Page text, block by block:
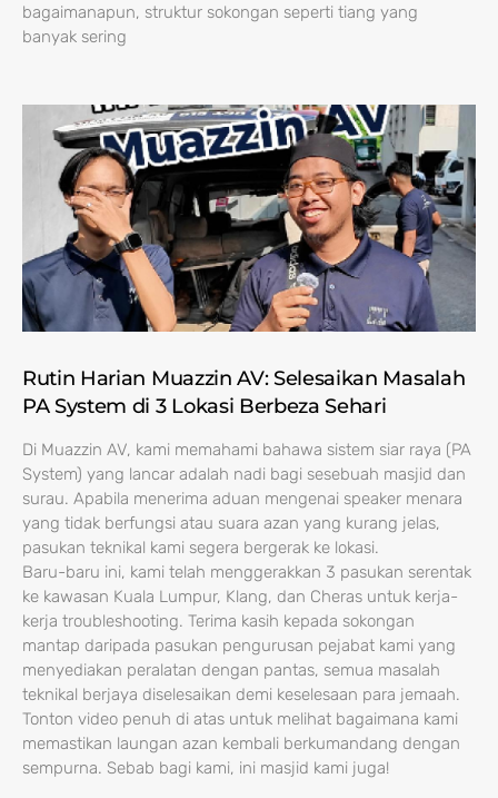
bagaimanapun, struktur sokongan seperti tiang yang
banyak sering
Rutin Harian Muazzin AV: Selesaikan Masalah
PA System di 3 Lokasi Berbeza Sehari
Di Muazzin AV, kami memahami bahawa sistem siar raya (PA
System) yang lancar adalah nadi bagi sesebuah masjid dan
surau. Apabila menerima aduan mengenai speaker menara
yang tidak berfungsi atau suara azan yang kurang jelas,
pasukan teknikal kami segera bergerak ke lokasi.
Baru-baru ini, kami telah menggerakkan 3 pasukan serentak
ke kawasan Kuala Lumpur, Klang, dan Cheras untuk kerja-
kerja troubleshooting. Terima kasih kepada sokongan
mantap daripada pasukan pengurusan pejabat kami yang
menyediakan peralatan dengan pantas, semua masalah
teknikal berjaya diselesaikan demi keselesaan para jemaah.
Tonton video penuh di atas untuk melihat bagaimana kami
memastikan laungan azan kembali berkumandang dengan
sempurna. Sebab bagi kami, ini masjid kami juga!